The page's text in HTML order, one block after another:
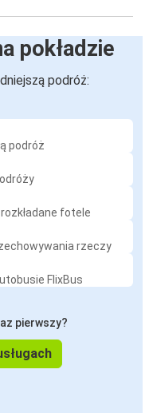
pokładzie
podróż:
podróż
fotele
rzeczy
FlixBus
pierwszy?